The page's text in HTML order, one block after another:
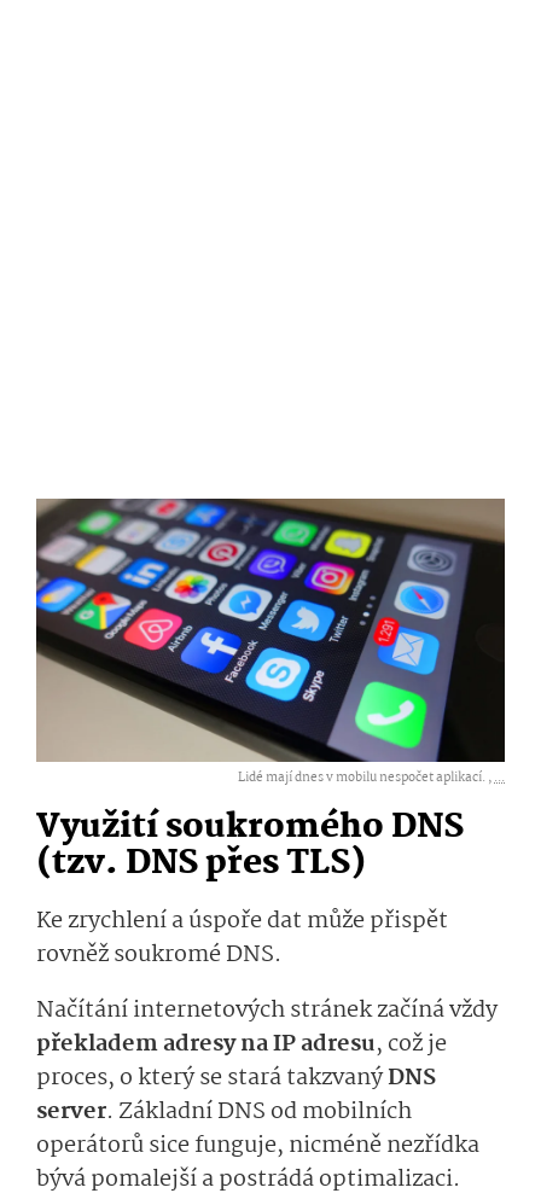
Lidé mají dnes v mobilu nespočet aplikací. ,...
Využití soukromého DNS
(tzv. DNS přes TLS)
Ke zrychlení a úspoře dat může přispět
rovněž soukromé DNS.
Načítání internetových stránek začíná vždy
překladem adresy na IP adresu, což je
proces, o který se stará takzvanýDNS
server. Základní DNS od mobilních
operátorů sice funguje, nicméně nezřídka
bývá pomalejší a postrádá optimalizaci.